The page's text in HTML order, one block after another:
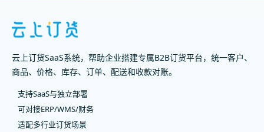
云上订货SaaS系统，帮助企业搭建专属B2B订货平台，统一客户、
商品、价格、库存、订单、配送和收款对账。
支持SaaS与独立部署
可对接ERP/WMS/财务
适配多行业订货场景